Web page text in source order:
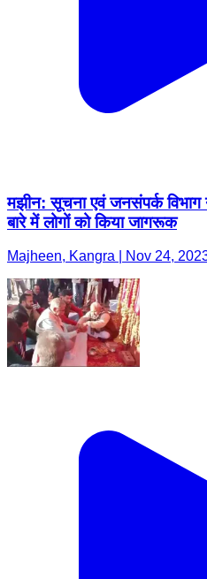
मझीन: सूचना एवं जनसंपर्क विभाग
बारे में लोगों को किया जागरूक
Majheen, Kangra | Nov 24,